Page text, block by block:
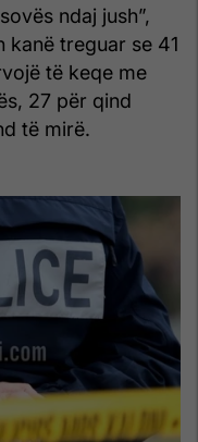
ndaj jush”,
kanë treguar se 41
të keqe me
27 për qind
të mirë.